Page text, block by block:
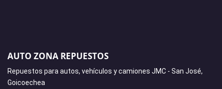
AUTO ZONA REPUESTOS
Repuestos para autos, vehículos y camiones JMC - San José,
Goicoechea